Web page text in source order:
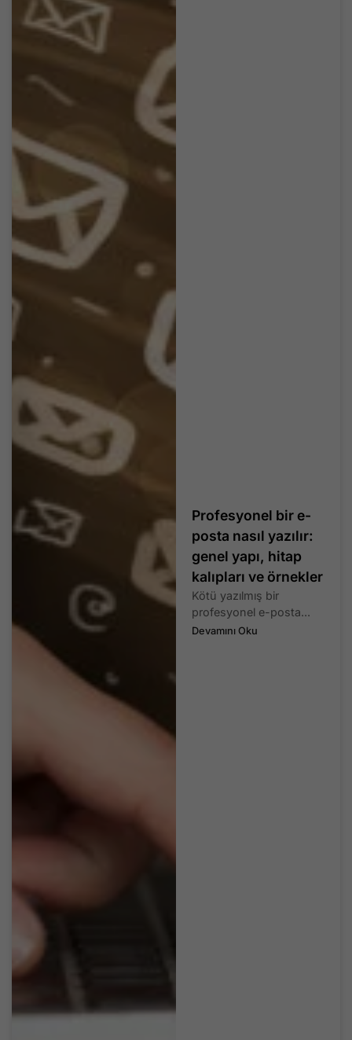
Profesyonel bir e-
posta nasıl yazılır:
genel yapı, hitap
kalıpları ve örnekler
Kötü yazılmış bir
profesyonel e-posta...
Devamını Oku